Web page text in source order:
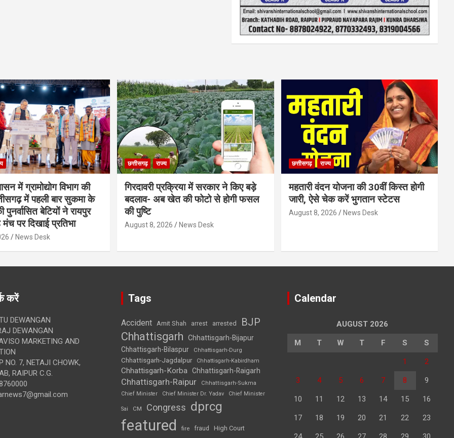
में ग्रामोद्योग विभाग की
में पहली बार सुकमा के
पुनर्वासित बेटियों ने रायपुर
पर दिखाई प्रतिभा
News Desk
छत्तीसगढ़ राज्य
गिरदावरी प्रक्रिया में सरकार ने किए बड़े
बदलाव- अब खेत की फोटो से होगी फसल
की पुष्टि
August 8, 2026 News Desk
छत्तीसगढ़ राज्य
महतारी वंदन योजना की 30वीं किस्त होगी
जारी, ऐसे चेक करें भुगतान स्टेटस
August 8, 2026 News Desk
करें
DEWANGAN
DEWANGAN
MARKETING AND
NO. 7, NETAJI CHOWK,
RAIPUR C.G.
Tags
Accident Amit Shah arrest arrested BJP
Chhattisgarh
Chhattisgarh-Bijapur
Chhattisgarh-Bilaspur
Chhattisgarh-Durg
Chhattisgarh-Jagdalpur Chhattisgarh-Kabirdham
Chhattisgarh-Korba Chhattisgarh-Raigarh
Chhattisgarh-Raipur
Chhattisgarh-Sukma
Chief Minister
Chief Minister Dr. Yadav Chief Minister
Sai CM Congress dprcg
featured fire fraud High Court
Calendar
AUGUST 2026
M T W T F S S
1 2
3 4 5 6 7 8 9
10 11 12 13 14 15 16
17 18 19 20 21 22 23